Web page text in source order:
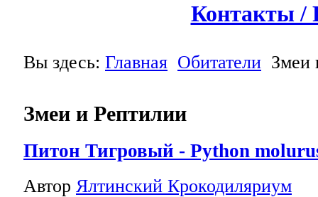
Контакты /
Вы здесь: Главная Обитатели Змеи
Змеи и Рептилии
Питон Тигровый - Python
Автор Ялтинский Крокодиляриум